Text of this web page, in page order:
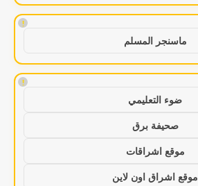
!
ماسنجر المسلم
!
ضوء التعليمي
صحيفة برق
موقع اشراقات
موقع اشراق اون لاين